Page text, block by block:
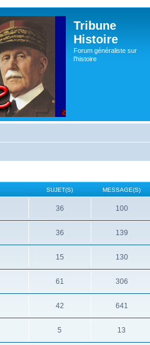
Tribune
Histoire
Forum généraliste sur
l'histoire
SUJET(S) MESSAGE(S)
36 100
36 139
15 130
61 306
42 641
5 13